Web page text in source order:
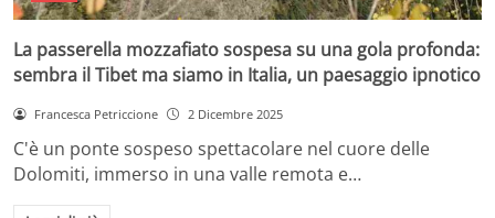
La passerella mozzafiato sospesa su una gola profonda:
sembra il Tibet ma siamo in Italia, un paesaggio ipnotico
Francesca Petriccione 2 Dicembre 2025
C'è un ponte sospeso spettacolare nel cuore delle
Dolomiti, immerso in una valle remota e…